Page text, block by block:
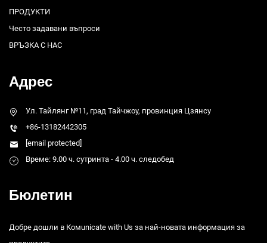
ПРОДУКТИ
Често задавани въпроси
ВРЪЗКА С НАС
Адрес
Ул. Тайлянг №11, град Тайчжоу, провинция Цзянсу
+86-13182442305
[email protected]
Време: 9.00 ч. сутринта - 4.00 ч. следобед
Бюлетин
Добре дошли в Комunicate with Us за най-новата информация за